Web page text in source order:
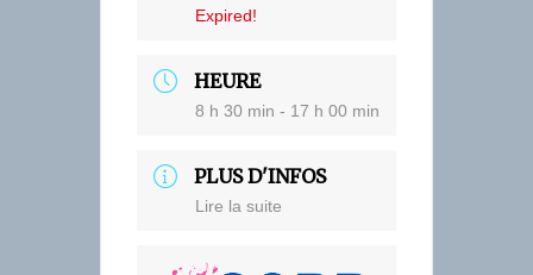
Expired!
HEURE
8 h 30 min - 17 h 00 min
PLUS D'INFOS
Lire la suite